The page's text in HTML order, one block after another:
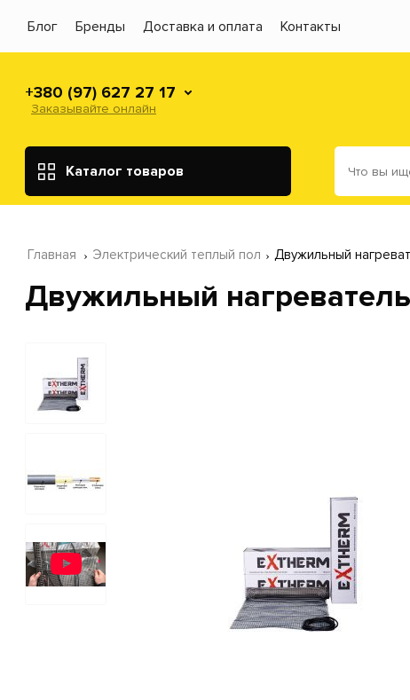
Блог Бренды Доставка и оплата Контакты
+380 (97) 627 27 17
Заказывайте онлайн
Каталог товаров
Главная Электрический теплый пол Двужильный
Двужильный